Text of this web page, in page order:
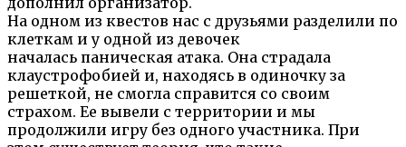
На одном из квестов нас с друзьями разделили по
клеткам и у одной из девочек
началась паническая атака. Она страдала
клаустрофобией и, находясь в одиночку за
решеткой, не смогла справится со своим
страхом. Ее вывели с территории и мы
продолжили игру без одного участника. При